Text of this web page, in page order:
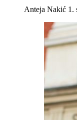
Anteja Nakić 1.